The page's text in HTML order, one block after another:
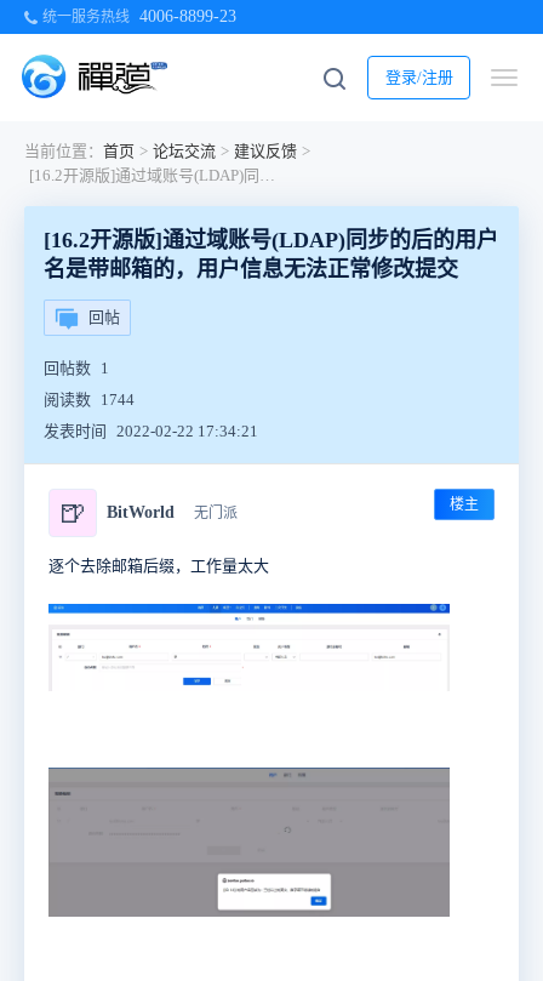
统一服务热线 4006-8899-23
登录/注册
当前位置： 首页 > 论坛交流 > 建议反馈 >
[16.2开源版]通过域账号(LDAP)同步的后的用户名是带邮箱的，用户信息无法正常修改提交
[16.2开源版]通过域账号(LDAP)同步的后的用户
名是带邮箱的，用户信息无法正常修改提交
回帖
回帖数 1
阅读数 1744
发表时间
2022-02-22 17:34:21
🍺 BitWorld 无门派 楼主
逐个去除邮箱后缀，工作量太大